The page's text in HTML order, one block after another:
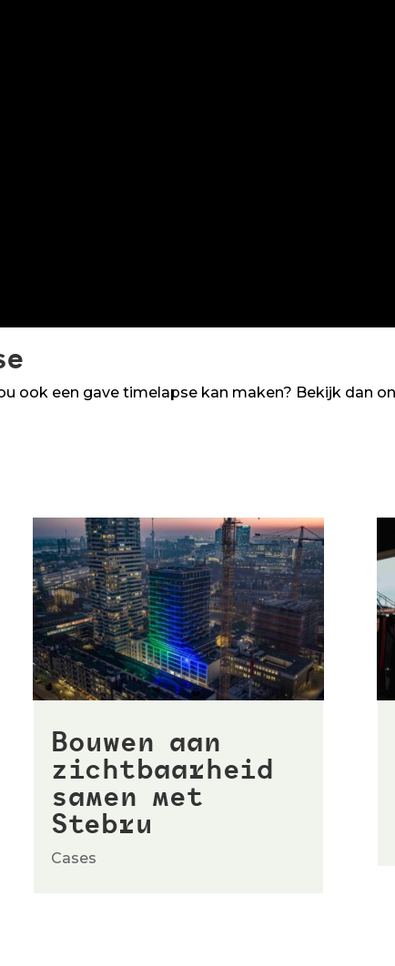
ook een gave timelapse kan maken? Bekijk dan
Bouwen aan
zichtbaarheid
samen met
Stebru
Cases